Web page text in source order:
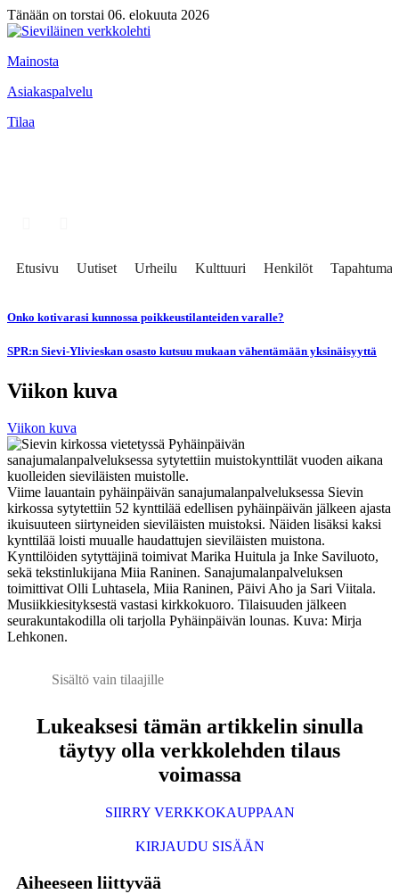
Tänään on torstai 06. elokuuta 2026
Mainosta
Asiakaspalvelu
Tilaa
Etusivu Uutiset Urheilu Kulttuuri Henkilöt Tapahtumat
Onko kotivarasi kunnossa poikkeustilanteiden varalle?
SPR:n Sievi-Ylivieskan osasto kutsuu mukaan vähentämään yksinäisyyttä
Viikon kuva
Viikon kuva
Viime lauantain pyhäinpäivän sanajumalanpalveluksessa Sievin
kirkossa sytytettiin 52 kynttilää edellisen pyhäinpäivän jälkeen ajasta
ikuisuuteen siirtyneiden sieviläisten muistoksi. Näiden lisäksi kaksi
kynttilää loisti muualle haudattujen sieviläisten muistona.
Kynttilöiden sytyttäjinä toimivat Marika Huitula ja Inke Saviluoto,
sekä tekstinlukijana Miia Raninen. Sanajumalanpalveluksen
toimittivat Olli Luhtasela, Miia Raninen, Päivi Aho ja Sari Viitala.
Musiikkiesityksestä vastasi kirkkokuoro. Tilaisuuden jälkeen
seurakuntakodilla oli tarjolla Pyhäinpäivän lounas. Kuva: Mirja
Lehkonen.
Sisältö vain tilaajille
Lukeaksesi tämän artikkelin sinulla
täytyy olla verkkolehden tilaus
voimassa
SIIRRY VERKKOKAUPPAAN
KIRJAUDU SISÄÄN
Aiheeseen liittyvää